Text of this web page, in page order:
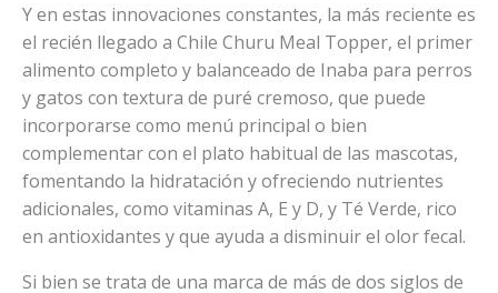
Y en estas innovaciones constantes, la más reciente es
el recién llegado a Chile Churu Meal Topper, el primer
alimento completo y balanceado de Inaba para perros
y gatos con textura de puré cremoso, que puede
incorporarse como menú principal o bien
complementar con el plato habitual de las mascotas,
fomentando la hidratación y ofreciendo nutrientes
adicionales, como vitaminas A, E y D, y Té Verde, rico
en antioxidantes y que ayuda a disminuir el olor fecal.
Si bien se trata de una marca de más de dos siglos de